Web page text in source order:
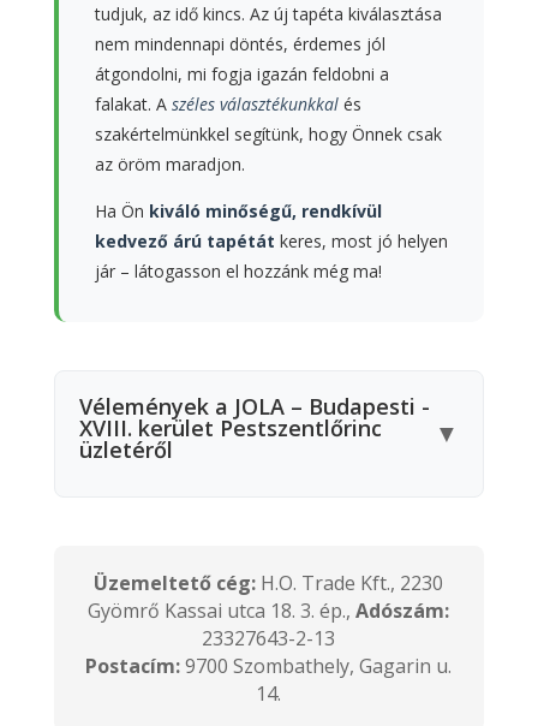
tudjuk, az idő kincs. Az új tapéta kiválasztása
nem mindennapi döntés, érdemes jól
átgondolni, mi fogja igazán feldobni a
falakat. A széles választékunkkalés
szakértelmünkkel segítünk, hogy Önnek csak
az öröm maradjon.
Ha Ön kiváló minőségű, rendkívül
kedvező árú tapétát keres, most jó helyen
jár – látogasson el hozzánk még ma!
Vélemények a JOLA – Budapesti -
XVIII. kerület Pestszentlőrinc
üzletéről ▼
Üzemeltető cég: H.O. Trade Kft., 2230
Gyömrő Kassai utca 18. 3. ép.,Adószám:
23327643-2-13
Postacím:9700 Szombathely, Gagarin u.
14.